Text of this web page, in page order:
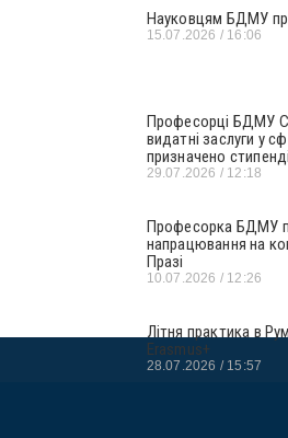
Науковцям БДМУ
15.07.2026 16:06
Професорці БДМУ
видатні заслуги у
призначено
29.07.2026 12:18
Професорка БДМУ
напрацювання на
Празі
10.07.2026 12:26
Літня практика в
Erasmus+
28.07.2026 15:57